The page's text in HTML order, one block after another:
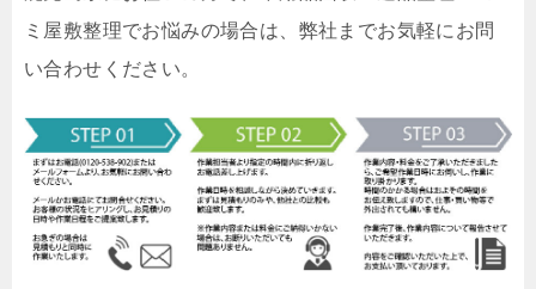
ミ屋敷整理でお悩みの場合は、弊社までお気軽にお問
い合わせください。